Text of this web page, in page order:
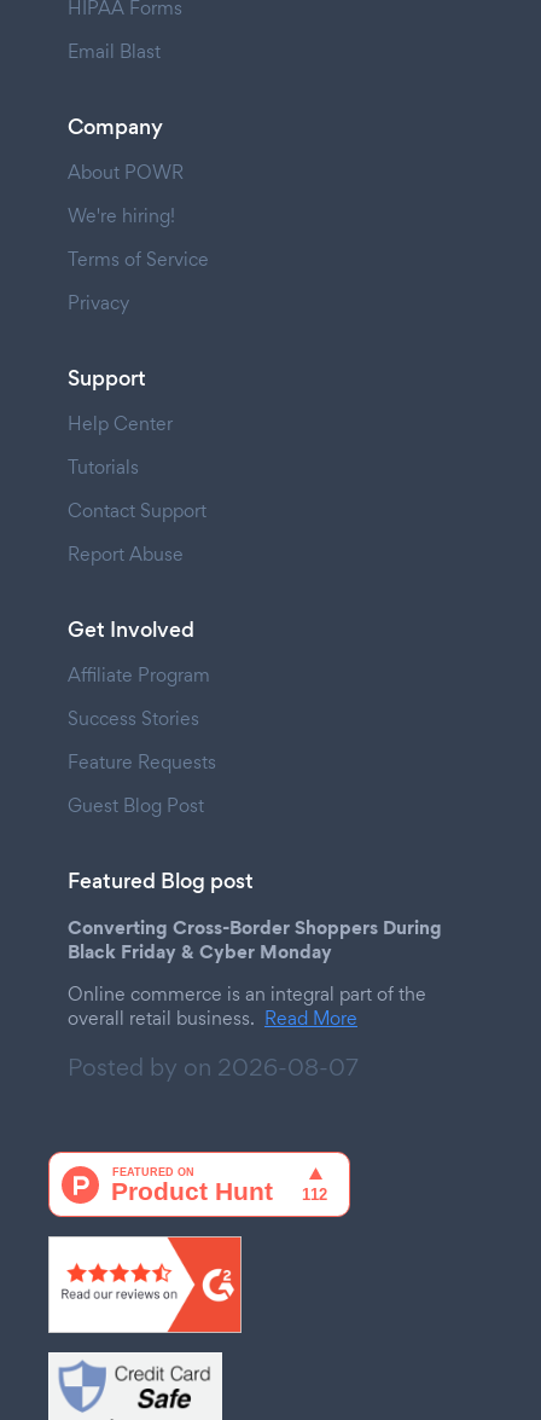
HIPAA Forms
Email Blast
Company
About POWR
We're hiring!
Terms of Service
Privacy
Support
Help Center
Tutorials
Contact Support
Report Abuse
Get Involved
Affiliate Program
Success Stories
Feature Requests
Guest Blog Post
Featured Blog post
Converting Cross-Border Shoppers During
Black Friday & Cyber Monday
Online commerce is an integral part of the
overall retail business. Read More
Posted by on 2026-08-07